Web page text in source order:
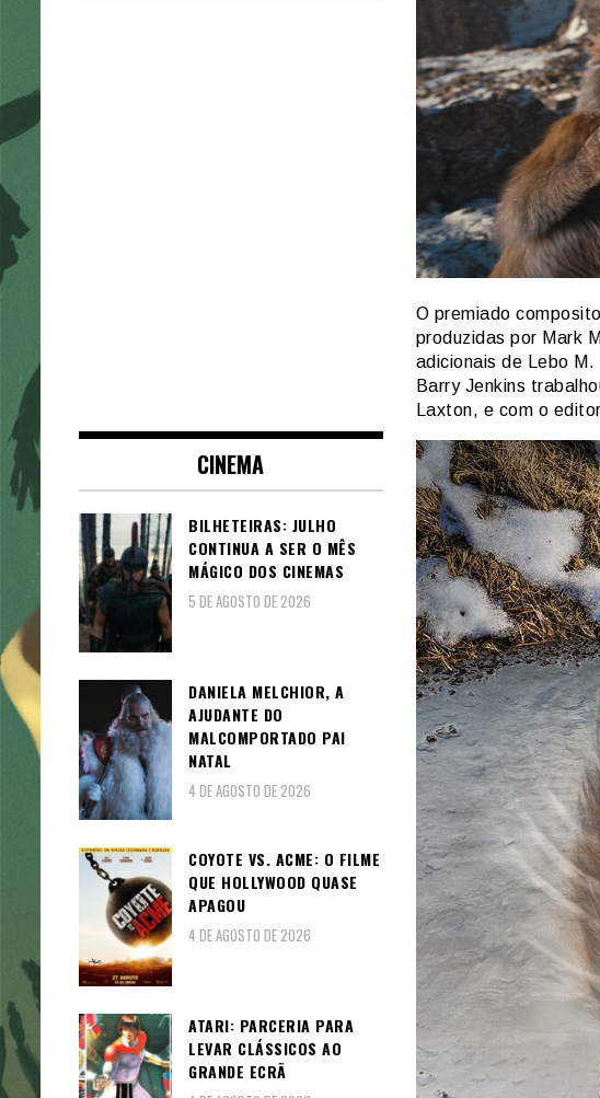
O premiado
produzidas por Mark
adicionais de Lebo M.
Barry Jenkins
Laxton, e com o
CINEMA
BILHETEIRAS: JULHO
CONTINUA A SER O MÊS
MÁGICO DOS CINEMAS
5 DE AGOSTO DE 2026
DANIELA MELCHIOR, A
AJUDANTE DO
MALCOMPORTADO PAI
NATAL
4 DE AGOSTO DE 2026
COYOTE VS. ACME: O FILME
QUE HOLLYWOOD QUASE
APAGOU
4 DE AGOSTO DE 2026
ATARI: PARCERIA PARA
LEVAR CLÁSSICOS AO
GRANDE ECRÃ